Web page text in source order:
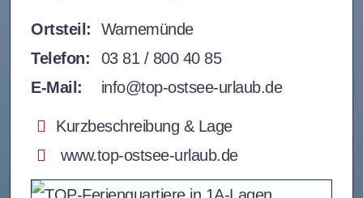
Ortsteil:
Warnemünde
Telefon:
03 81 / 800 40 85
E-Mail:
info@top-ostsee-urlaub.de
Kurzbeschreibung & Lage
www.top-ostsee-urlaub.de